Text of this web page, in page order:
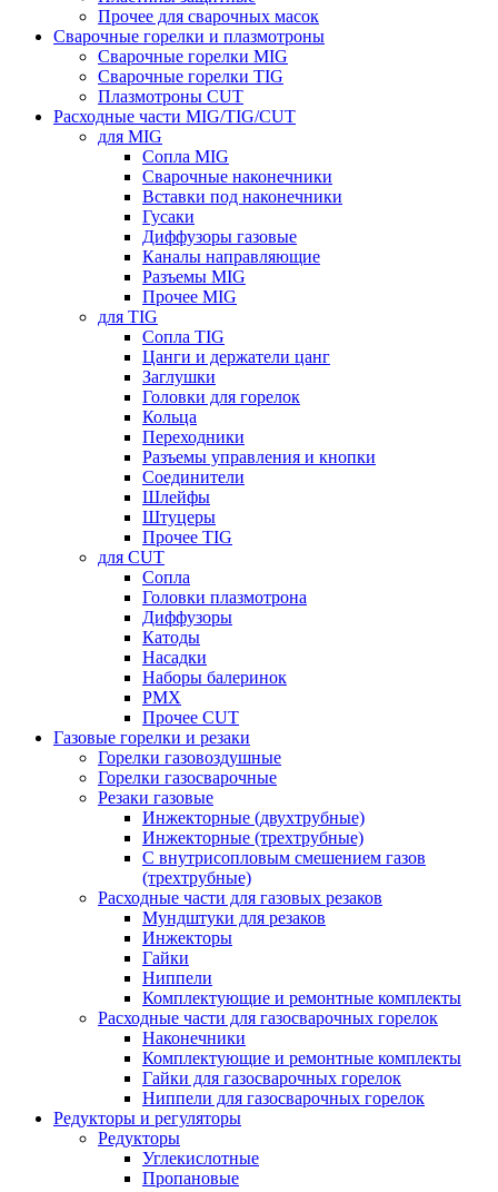
Прочее для сварочных масок
Сварочные горелки и плазмотроны
Сварочные горелки MIG
Сварочные горелки TIG
Плазмотроны CUT
Расходные части MIG/TIG/CUT
для MIG
Сопла MIG
Сварочные наконечники
Вставки под наконечники
Гусаки
Диффузоры газовые
Каналы направляющие
Разъемы MIG
Прочее MIG
для TIG
Сопла TIG
Цанги и держатели цанг
Заглушки
Головки для горелок
Кольца
Переходники
Разъемы управления и кнопки
Соединители
Шлейфы
Штуцеры
Прочее TIG
для CUT
Сопла
Головки плазмотрона
Диффузоры
Катоды
Насадки
Наборы балеринок
PMX
Прочее CUT
Газовые горелки и резаки
Горелки газовоздушные
Горелки газосварочные
Резаки газовые
Инжекторные (двухтрубные)
Инжекторные (трехтрубные)
С внутрисопловым смешением газов
(трехтрубные)
Расходные части для газовых резаков
Мундштуки для резаков
Инжекторы
Гайки
Ниппели
Комплектующие и ремонтные комплекты
Расходные части для газосварочных горелок
Наконечники
Комплектующие и ремонтные комплекты
Гайки для газосварочных горелок
Ниппели для газосварочных горелок
Редукторы и регуляторы
Редукторы
Углекислотные
Пропановые